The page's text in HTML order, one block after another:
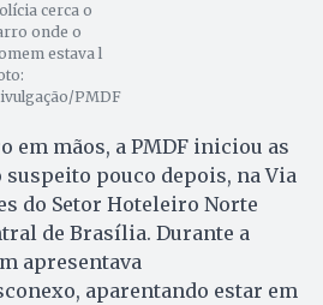
cerca o
onde o
estava l
PMDF
em mãos, a PMDF iniciou as
suspeito pouco depois, na Via
do Setor Hoteleiro Norte
de Brasília. Durante a
apresentava
aparentando estar em